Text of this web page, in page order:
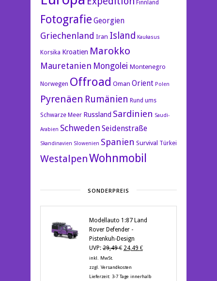
Finnland
Fotografie Georgien
Griechenland Iran Island Kaukasus
Korsika Kroatien Marokko
Mauretanien Mongolei Montenegro
Norwegen Offroad Oman Orient Polen
Pyrenäen Rumänien Rund ums
Schwarze Meer Russland Sardinien Saudi-
Arabien Schweden Seidenstraße
Skandinavien Slowenien Spanien Survival Türkei
WestalpenWohnmobil
SONDERPREIS
Modellauto 1:87 Land
Rover Defender -
Pistenkuh-Design
UVP: 29,49€ Ursprünglicher
war:
29,49 €
24,49 €Aktueller
24,49 €.
inkl. MwSt.
zzgl. Versandkosten
Lieferzeit: 3-7 Tage innerhalb